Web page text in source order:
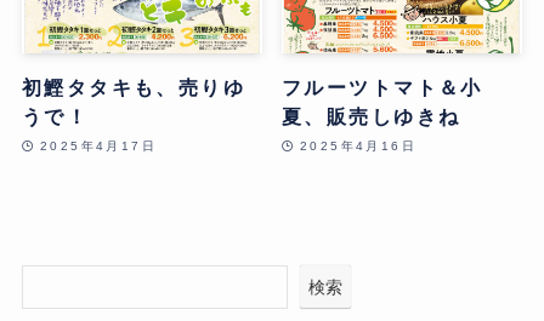
初鰹タタキも、売りゆ
うで！
2025年4月17日
フルーツトマト＆小
夏、販売しゆきね
2025年4月16日
検索